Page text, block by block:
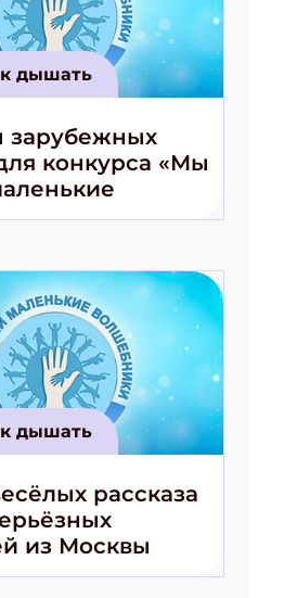
дышать
зарубежных
конкурса «Мы
дышать
рассказа
из Москвы